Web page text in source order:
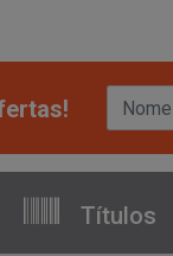
Títulos